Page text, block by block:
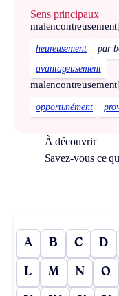
Sens principaux
malencontreusement
heureusement par
avantageusement
malencontreusement
opportunément
À découvrir
Savez-vous ce
A B C D
L M N O